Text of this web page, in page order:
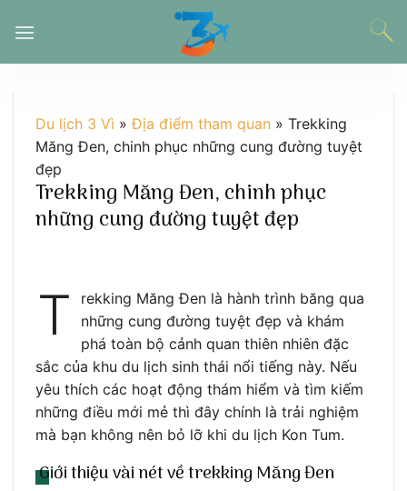
đến
Du lịch 3 Vì »Địa điểm tham quan » Trekking
Măng Đen, chinh phục những cung đường tuyệt
đẹp
Trekking Măng Đen, chinh phục
những cung đường tuyệt đẹp
T
rekking Măng Đen là hành trình băng qua
những cung đường tuyệt đẹp và khám
phá toàn bộ cảnh quan thiên nhiên đặc
sắc của khu du lịch sinh thái nổi tiếng này. Nếu
yêu thích các hoạt động thám hiểm và tìm kiếm
những điều mới mẻ thì đây chính là trải nghiệm
mà bạn không nên bỏ lỡ khi du lịch Kon Tum.
Giới thiệu vài nét về trekking Măng Đen